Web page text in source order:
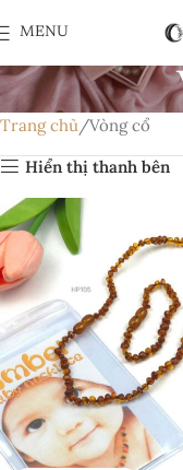
MENU
Trang chủ Vòng cổ
Hiển thị thanh bên